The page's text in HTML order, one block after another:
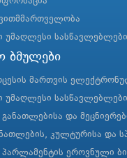
უმაღლესი სასწავლებლები
ბმულები
მართვის
უმაღლესი სასწავლებლები
და
კულტურისა და
ეროვნული